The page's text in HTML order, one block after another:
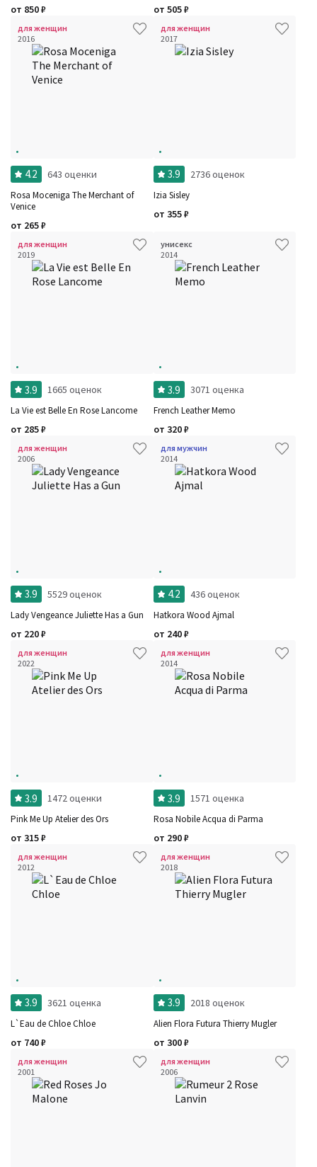
от 850₽ от 505₽
для женщин
2016
4.2 643 оценки
Rosa Moceniga The Merchant of
Venice
от 265₽
для женщин
2017
3.9 2736 оценок
Izia Sisley
от 355₽
для женщин
2019
3.9 1665 оценок
La Vie est Belle En Rose Lancome
от 285₽
унисекс
2014
3.9 3071 оценка
French Leather Memo
от 320₽
для женщин
2006
3.9 5529 оценок
Lady Vengeance Juliette Has a Gun
от 220₽
для мужчин
2014
4.2 436 оценок
Hatkora Wood Ajmal
от 240₽
для женщин
2022
3.9 1472 оценки
Pink Me Up Atelier des Ors
от 315₽
для женщин
2014
3.9 1571 оценка
Rosa Nobile Acqua di Parma
от 290₽
для женщин
2012
3.9 3621 оценка
L`Eau de Chloe Chloe
от 740₽
для женщин
2018
3.9 2018 оценок
Alien Flora Futura Thierry Mugler
от 300₽
для женщин
2001
для женщин
2006